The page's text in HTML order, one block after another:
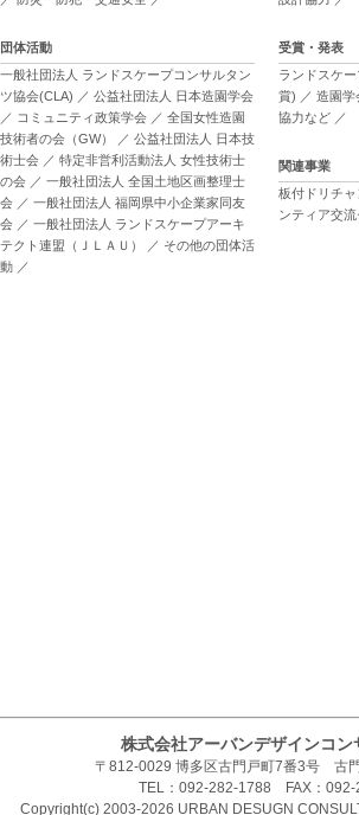
団体活動
一般社団法人 ランドスケープコンサルタン
ツ協会(CLA) ／ 公益社団法人 日本造園学会
／ コミュニティ政策学会 ／ 全国女性造園
技術者の会（GW）
／ 公益社団法人 日本技
術士会 ／ 特定非営利活動法人 女性技術士
の会 ／ 一般社団法人 全国土地区画整理士
会 ／ 一般社団法人 福岡県中小企業家同友
会 ／ 一般社団法人 ランドスケープアーキ
テクト連盟（ＪＬＡＵ）
／ その他の団体活
動 ／
受賞・発表
ランドスケ
賞) ／ 造園学
協力など ／
関連事業
板付ドリチ
ンティア交流
株式会社アーバンデザインコン
〒812-0029 博多区古門戸町7番3号 古
TEL：092-282-1788 FAX：092-
Copyright(c) 2003-2026 URBAN DESUGN